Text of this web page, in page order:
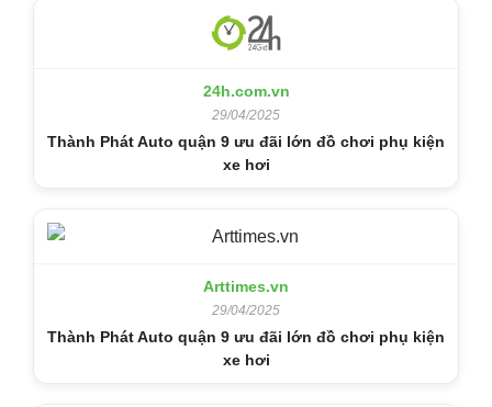
24h.com.vn
29/04/2025
Thành Phát Auto quận 9 ưu đãi lớn đồ chơi phụ kiện
xe hơi
Arttimes.vn
29/04/2025
Thành Phát Auto quận 9 ưu đãi lớn đồ chơi phụ kiện
xe hơi